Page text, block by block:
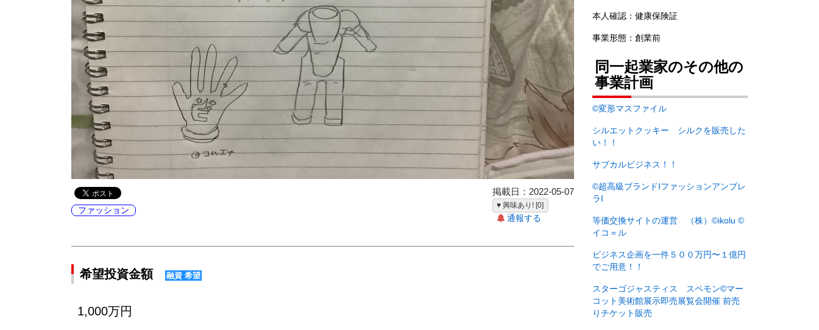
ファッション
掲載日：2022-05-07
♥ 興味あり! [0]
通報する
希望投資金額 融資 希望
1,000万円
本人確認：健康保険証
事業形態：創業前
同一起業家のその他の
事業計画
©︎変形マスファイル
シルエットクッキー シルクを販売した
い！！
サブカルビジネス！！
©︎超高級ブランドIファッションアンブレ
ラI
等価交換サイトの運営 （株）©︎ikolu ©︎
イコ＝ル
ビジネス企画を一件５００万円〜１億円
でご用意！！
スターゴジャスティス スペモン©︎マー
コット美術館展示即売展覧会開催 前売
りチケット販売